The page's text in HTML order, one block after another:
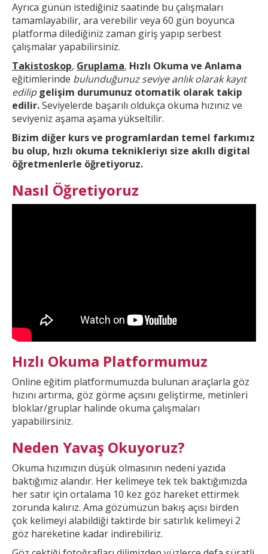
Ayrıca günün istediğiniz saatinde bu çalışmaları
tamamlayabilir, ara verebilir veya 60 gün boyunca
platforma dilediğiniz zaman giriş yapıp serbest
çalışmalar yapabilirsiniz.
Takistoskop, Gruplama, Hızlı Okuma ve Anlama
eğitimlerinde bulunduğunuz seviye anlık olarak kayıt
edilip gelişim durumunuz otomatik olarak takip
edilir.Seviyelerde başarılı oldukça okuma hızınız ve
seviyeniz aşama aşama yükseltilir.
Bizim diğer kurs ve programlardan temel farkımız
bu olup, hızlı okuma teknikleriyı size akıllı digital
öğretmenlerle öğretiyoruz.
Nasıl Öğretiyoruz
Hızlı Okuma Platformumuz
Online eğitim platformumuzda bulunan araçlarla göz
hızını artırma, göz görme açısını geliştirme, metinleri
bloklar/gruplar halinde okuma çalışmaları
yapabilirsiniz.
Neden Yavaş Okuyoruz?
Okuma hızımızın düşük olmasının nedeni yazıda
baktığımız alandır. Her kelimeye tek tek baktığımızda
her satır için ortalama 10 kez göz hareket ettirmek
zorunda kalırız. Ama gözümüzün bakış açısı birden
çok kelimeyi alabildiği taktirde birsatırlık kelimeyi 2
göz hareketine kadar indirebiliriz.